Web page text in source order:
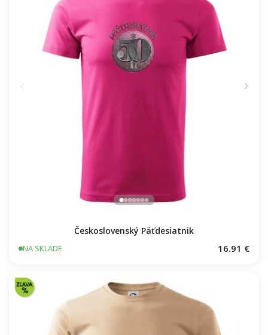
Československý Päťdesiatnik
NA SKLADE 16.91 €